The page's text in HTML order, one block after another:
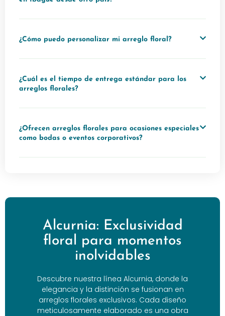
¿Cómo puedo personalizar mi arreglo floral?
¿Cuál es el tiempo de entrega estándar para los
arreglos florales?
¿Ofrecen arreglos florales para ocasiones especiales
como bodas o eventos corporativos?
Alcurnia: Exclusividad
floral para momentos
inolvidables
Descubre nuestra línea Alcurnia, donde la
elegancia y la distinción se fusionan en
arreglos florales exclusivos. Cada diseño
meticulosamente elaborado es una obra